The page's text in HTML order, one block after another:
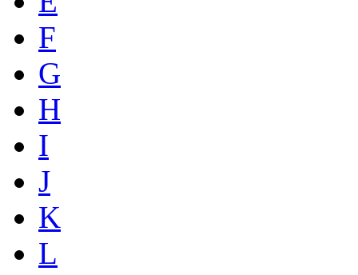
F
G
H
I
J
K
L